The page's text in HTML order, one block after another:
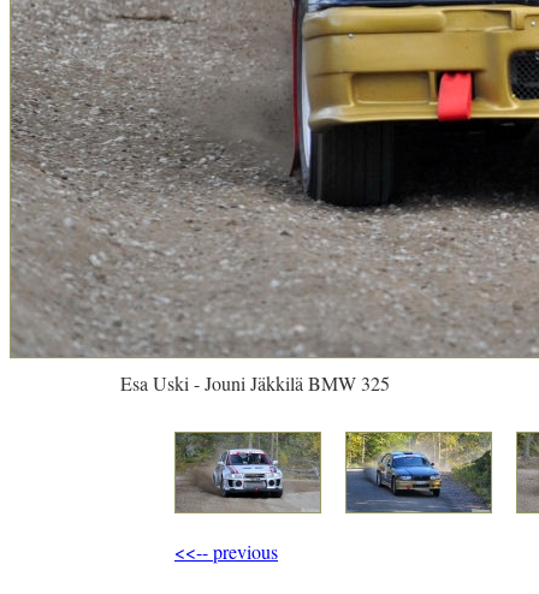
Esa Uski - Jouni Jäkkilä BMW 325
<<-- previous